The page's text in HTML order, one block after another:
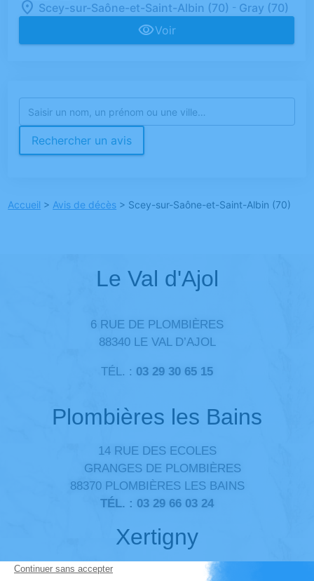
Scey-sur-Saône-et-Saint-Albin (70) - Gray (70)
Voir
Rechercher un avis
Accueil > Avis de décès > Scey-sur-Saône-et-Saint-Albin (70)
Le Val d'Ajol
6 RUE DE PLOMBIÈRES
88340 LE VAL D’AJOL
TÉL. : 03 29 30 65 15
Plombières les Bains
14 RUE DES ECOLES
GRANGES DE PLOMBIÈRES
88370 PLOMBIÈRES LES BAINS
TÉL. : 03 29 66 03 24
Xertigny